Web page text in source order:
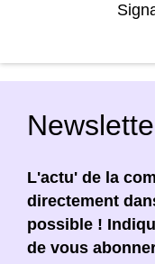
L'actu' de la
directement
possible !
de vous